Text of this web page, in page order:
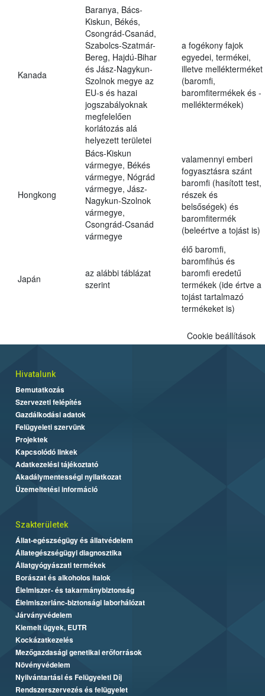
Kanada
Baranya, Bács-
Kiskun, Békés,
Csongrád-Csanád,
Szabolcs-Szatmár-
Bereg, Hajdú-Bihar
és Jász-Nagykun-
Szolnok megye az
EU-s és hazai
jogszabályoknak
megfelelően
korlátozás alá
helyezett területei
a fogékony fajok
egyedei, termékei,
illetve mellékterméket
(baromfi,
baromfitermékek és -
melléktermékek)
Hongkong
Bács-Kiskun
vármegye, Békés
vármegye, Nógrád
vármegye, Jász-
Nagykun-Szolnok
vármegye,
Csongrád-Csanád
vármegye
valamennyi emberi
fogyasztásra szánt
baromfi (hasított test,
részek és
belsőségek) és
baromfitermék
(beleértve a tojást is)
Japán
az alábbi táblázat
szerint
élő baromfi,
baromfihús és
baromfi eredetű
termékek (ide értve a
tojást tartalmazó
termékeket is)
Cookie beállítások
Hivatalunk
Bemutatkozás
Szervezeti felépítés
Gazdálkodási adatok
Felügyeleti szervünk
Projektek
Kapcsolódó linkek
Adatkezelési tájékoztató
Akadálymentességi nyilatkozat
Üzemeltetési információ
Szakterületek
Állat-egészségügy és állatvédelem
Állategészségügyi diagnosztika
Állatgyógyászati termékek
Borászat és alkoholos italok
Élelmiszer- és takarmánybiztonság
Élelmiszerlánc-biztonsági laborhálózat
Járványvédelem
Kiemelt ügyek, EUTR
Kockázatkezelés
Mezőgazdasági genetikai erőforrások
Növényvédelem
Nyilvántartási és Felügyeleti Díj
Rendszerszervezés és felügyelet